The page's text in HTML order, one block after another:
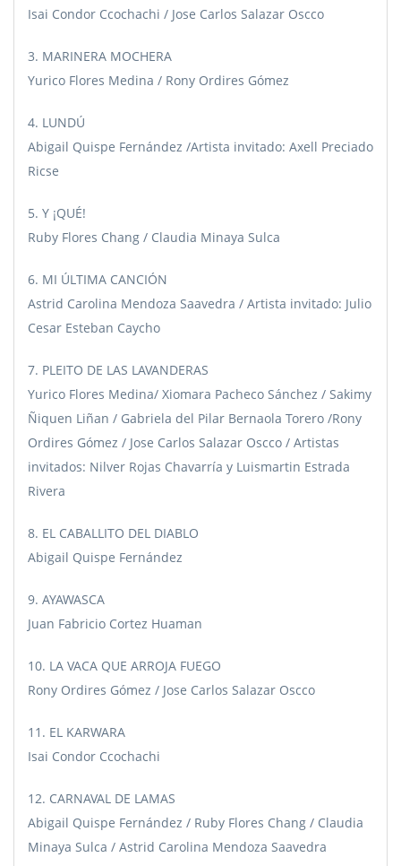
Isai Condor Ccochachi / Jose Carlos Salazar Oscco
3. MARINERA MOCHERA
Yurico Flores Medina / Rony Ordires Gómez
4. LUNDÚ
Abigail Quispe Fernández /Artista invitado: Axell Preciado
Ricse
5. Y ¡QUÉ!
Ruby Flores Chang / Claudia Minaya Sulca
6. MI ÚLTIMA CANCIÓN
Astrid Carolina Mendoza Saavedra / Artista invitado: Julio
Cesar Esteban Caycho
7. PLEITO DE LAS LAVANDERAS
Yurico Flores Medina/ Xiomara Pacheco Sánchez / Sakimy
Ñiquen Liñan / Gabriela del Pilar Bernaola Torero /Rony
Ordires Gómez / Jose Carlos Salazar Oscco / Artistas
invitados: Nilver Rojas Chavarría y Luismartin Estrada
Rivera
8. EL CABALLITO DEL DIABLO
Abigail Quispe Fernández
9. AYAWASCA
Juan Fabricio Cortez Huaman
10. LA VACA QUE ARROJA FUEGO
Rony Ordires Gómez / Jose Carlos Salazar Oscco
11. EL KARWARA
Isai Condor Ccochachi
12. CARNAVAL DE LAMAS
Abigail Quispe Fernández / Ruby Flores Chang / Claudia
Minaya Sulca / Astrid Carolina Mendoza Saavedra